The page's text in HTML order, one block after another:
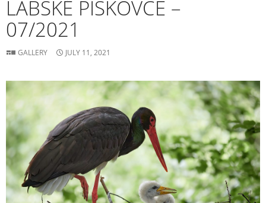
LABSKÉ PÍSKOVCE –
07/2021
GALLERY JULY 11, 2021